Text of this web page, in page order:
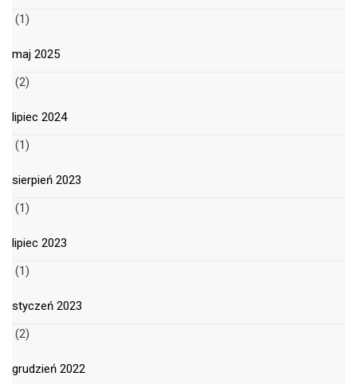
(1)
maj 2025
(2)
lipiec 2024
(1)
sierpień 2023
(1)
lipiec 2023
(1)
styczeń 2023
(2)
grudzień 2022